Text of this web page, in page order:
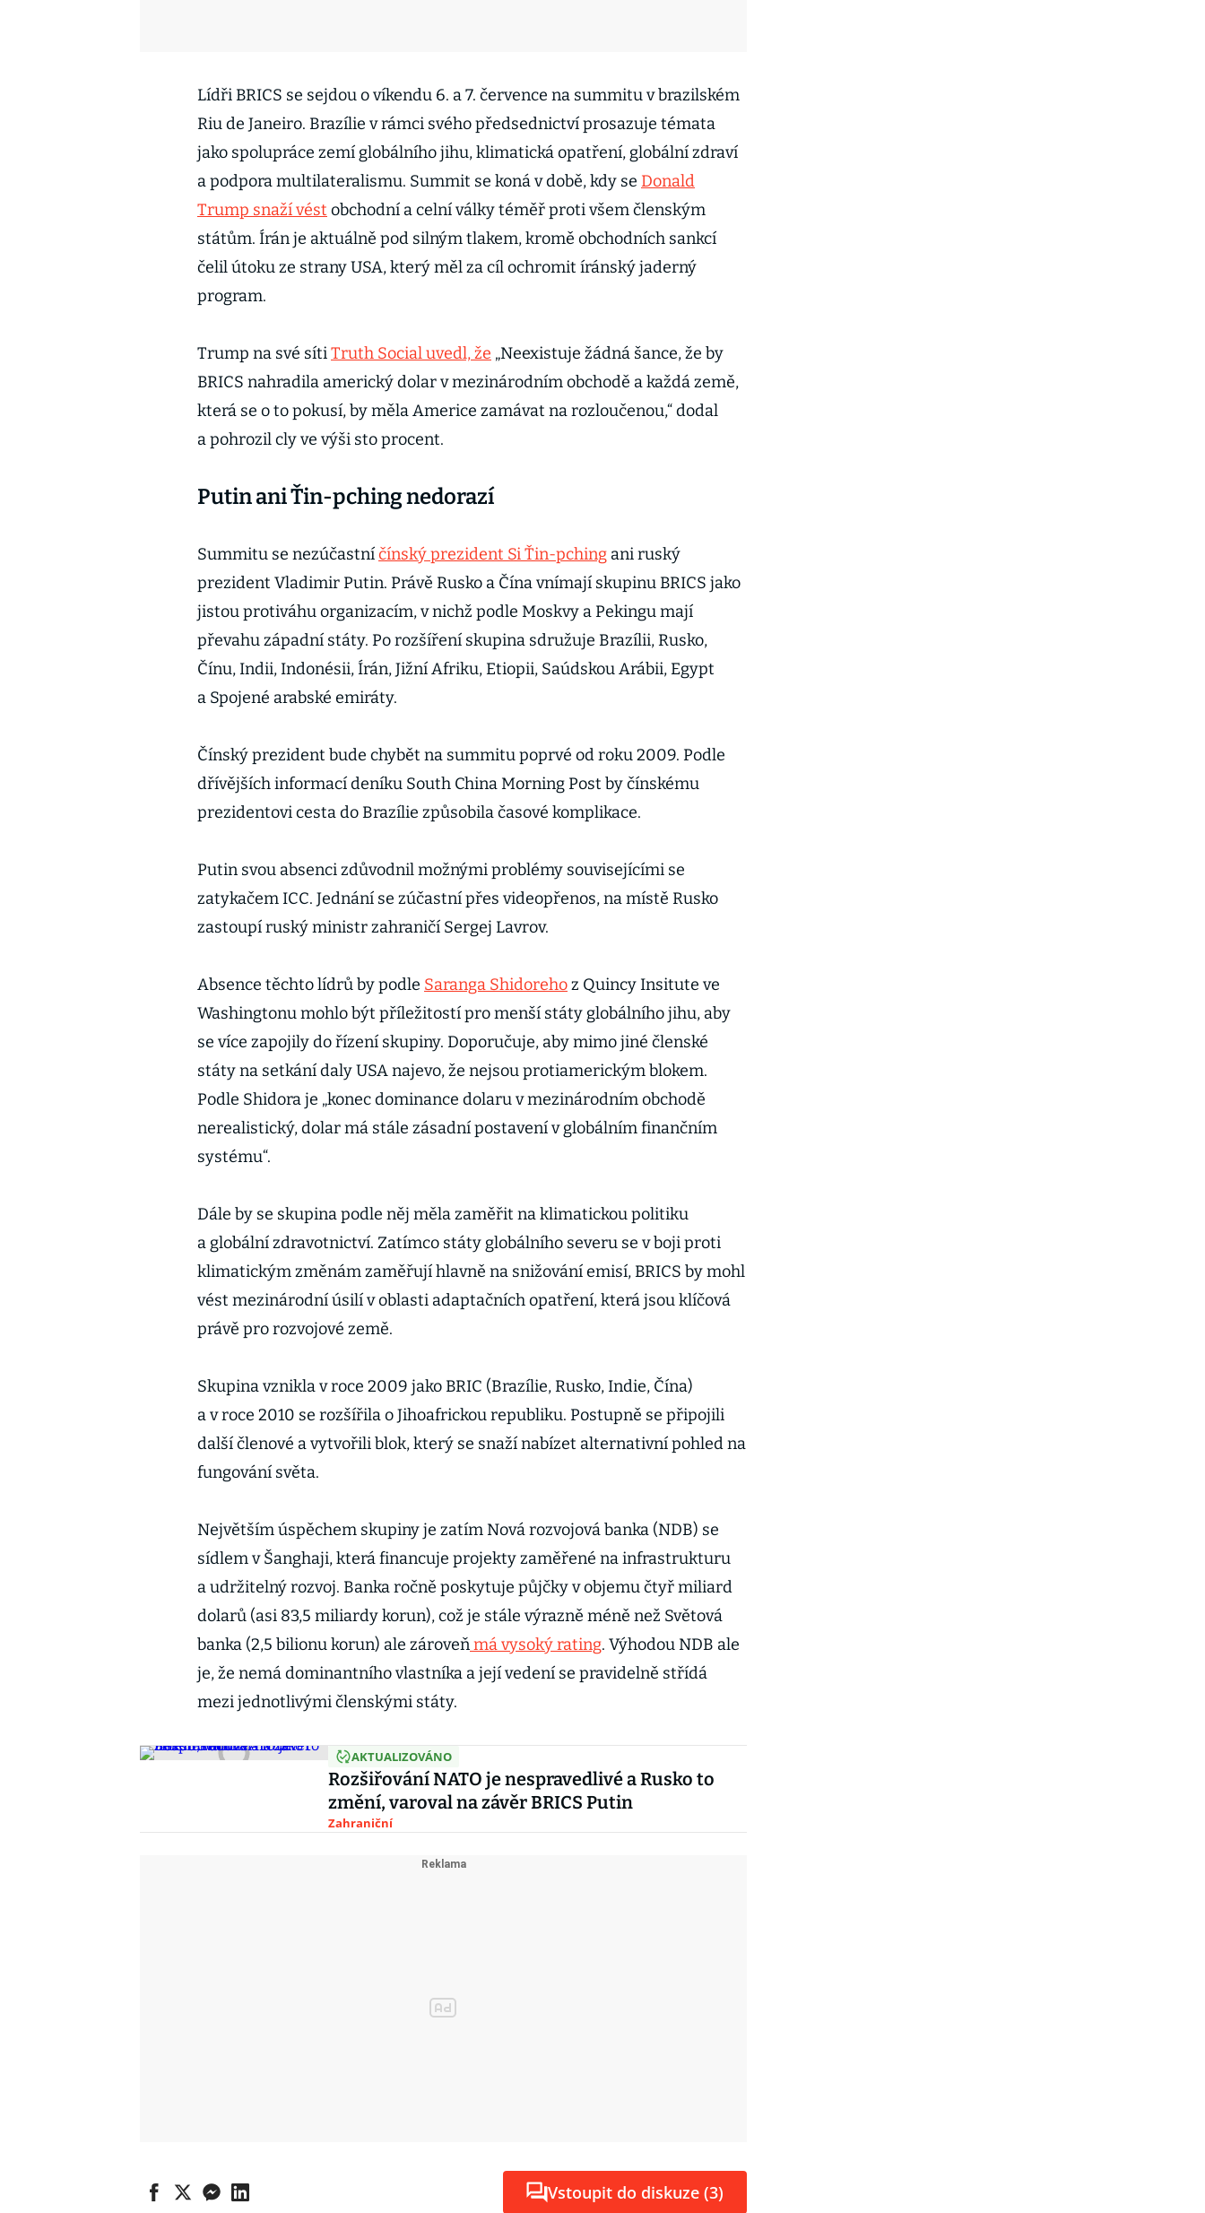
Lídři BRICS se sejdou o víkendu 6. a 7. července na summitu v brazilském
Riu de Janeiro. Brazílie v rámci svého předsednictví prosazuje témata
jako spolupráce zemí globálního jihu, klimatická opatření, globální zdraví
a podpora multilateralismu. Summit se koná v době, kdy se Donald
Trump snaží vést obchodní a celní války téměř proti všem členským
státům. Írán je aktuálně pod silným tlakem, kromě obchodních sankcí
čelil útoku ze strany USA, který měl za cíl ochromit íránský jaderný
program.
Trump na své sítiTruth Social uvedl, že „Neexistuje žádná šance, že by
BRICS nahradila americký dolar v mezinárodním obchodě a každá země,
která se o to pokusí, by měla Americe zamávat na rozloučenou,“ dodal
a pohrozil cly ve výši sto procent.
Putin ani Ťin-pching nedorazí
Summitu se nezúčastníčínský prezident Si Ťin-pching ani ruský
prezident Vladimir Putin. Právě Rusko a Čína vnímají skupinu BRICS jako
jistou protiváhu organizacím, v nichž podle Moskvy a Pekingu mají
převahu západní státy. Po rozšíření skupina sdružuje Brazílii, Rusko,
Čínu, Indii, Indonésii, Írán, Jižní Afriku, Etiopii, Saúdskou Arábii, Egypt
a Spojené arabské emiráty.
Čínský prezident bude chybět na summitu poprvé od roku 2009. Podle
dřívějších informací deníku South China Morning Post by čínskému
prezidentovi cesta do Brazílie způsobila časové komplikace.
Putin svou absenci zdůvodnil možnými problémy souvisejícími se
zatykačem ICC. Jednání se zúčastní přes videopřenos, na místě Rusko
zastoupí ruský ministr zahraničí Sergej Lavrov.
Absence těchto lídrů by podle Saranga Shidorehoz Quincy Insitute ve
Washingtonu mohlo být příležitostí pro menší státy globálního jihu, aby
se více zapojily do řízení skupiny. Doporučuje, aby mimo jiné členské
státy na setkání daly USA najevo, že nejsou protiamerickým blokem.
Podle Shidora je „konec dominance dolaru v mezinárodním obchodě
nerealistický, dolar má stále zásadní postavení v globálním finančním
systému“.
Dále by se skupina podle něj měla zaměřit na klimatickou politiku
a globální zdravotnictví. Zatímco státy globálního severu se v boji proti
klimatickým změnám zaměřují hlavně na snižování emisí, BRICS by mohl
vést mezinárodní úsilí v oblasti adaptačních opatření, která jsou klíčová
právě pro rozvojové země.
Skupina vznikla v roce 2009 jako BRIC (Brazílie, Rusko, Indie, Čína)
a v roce 2010 se rozšířila o Jihoafrickou republiku. Postupně se připojili
další členové a vytvořili blok, který se snaží nabízet alternativní pohled na
fungování světa.
Největším úspěchem skupiny je zatím Nová rozvojová banka (NDB) se
sídlem v Šanghaji, která financuje projekty zaměřené na infrastrukturu
a udržitelný rozvoj. Banka ročně poskytuje půjčky v objemu čtyř miliard
dolarů (asi 83,5 miliardy korun), což je stále výrazně méně než Světová
banka (2,5 bilionu korun) ale zároveňmá vysoký rating. Výhodou NDB ale
je, že nemá dominantního vlastníka a její vedení se pravidelně střídá
mezi jednotlivými členskými státy.
AKTUALIZOVÁNO
Rozšiřování NATO je nespravedlivé a Rusko to
změní, varoval na závěr BRICS Putin
Zahraniční
Vstoupit do diskuze (3)